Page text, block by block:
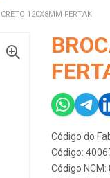
120X8MM FERTAK
Código do
Código:
Código NCM: